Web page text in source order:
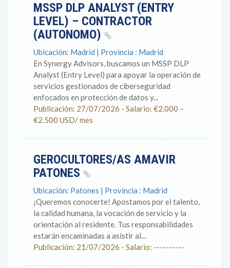
MSSP DLP ANALYST (ENTRY
LEVEL) – CONTRACTOR
(AUTONOMO)
Ubicación: Madrid | Provincia : Madrid
En Synergy Advisors, buscamos un MSSP DLP
Analyst (Entry Level) para apoyar la operación de
servicios gestionados de ciberseguridad
enfocados en protección de datos y...
Publicación: 27/07/2026 - Salario: €2.000 –
€2.500 USD/ mes
GEROCULTORES/AS AMAVIR
PATONES
Ubicación: Patones | Provincia : Madrid
¡Queremos conocerte! Apostamos por el talento,
la calidad humana, la vocación de servicio y la
orientación al residente. Tus responsabilidades
estarán encaminadas a asistir al...
Publicación: 21/07/2026 - Salario: ----------